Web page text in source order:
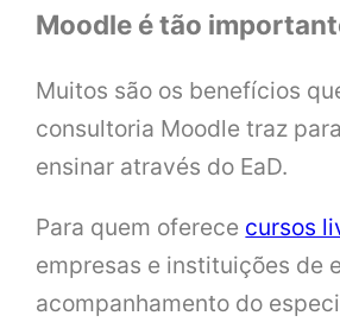
Moodle é tão
Muitos são os benefícios
consultoria Moodle traz
ensinar através do EaD.
Para quem oferece cursos
empresas e instituições de
acompanhamento do